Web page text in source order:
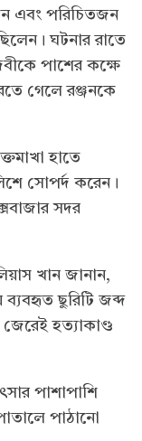
এবং পরিচিতজন
ঘটনার রাতে
পাশের কক্ষে
গেলে রঞ্জনকে
হাতে
সোপর্দ করেন।
সদর
খান জানান,
ছুরিটি জব্দ
জেরেই হত্যাকাণ্ড
পাশাপাশি
পাঠানো